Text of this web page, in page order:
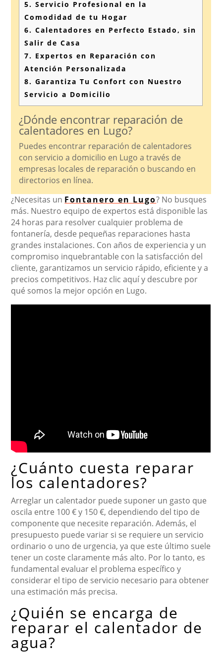
5. Servicio Profesional en la
Comodidad de tu Hogar
6. Calentadores en Perfecto Estado, sin
Salir de Casa
7. Expertos en Reparación con
Atención Personalizada
8. Garantiza Tu Confort con Nuestro
Servicio a Domicilio
¿Dónde encontrar reparación de
calentadores en Lugo?
Puedes encontrar reparación de calentadores
con servicio a domicilio en Lugo a través de
empresas locales de reparación o buscando en
directorios en línea.
¿Necesitas un Fontanero en Lugo? No busques
más. Nuestro equipo de expertos está disponible las
24 horas para resolver cualquier problema de
fontanería, desde pequeñas reparaciones hasta
grandes instalaciones. Con años de experiencia y un
compromiso inquebrantable con la satisfacción del
cliente, garantizamos un servicio rápido, eficiente y a
precios competitivos. Haz clic aquí y descubre por
qué somos la mejor opción en Lugo.
¿Cuánto cuesta reparar
los calentadores?
Arreglar un calentador puede suponer un gasto que
oscila entre 100 € y 150 €, dependiendo del tipo de
componente que necesite reparación. Además, el
presupuesto puede variar si se requiere un servicio
ordinario o uno de urgencia, ya que este último suele
tener un coste claramente más alto. Por lo tanto, es
fundamental evaluar el problema específico y
considerar el tipo de servicio necesario para obtener
una estimación más precisa.
¿Quién se encarga de
reparar el calentador de
agua?